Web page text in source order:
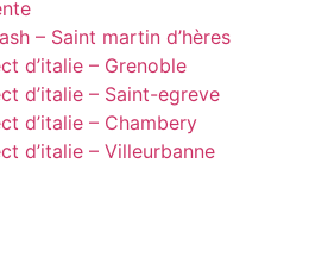
– Saint martin d’hères
d’italie – Grenoble
d’italie – Saint-egreve
d’italie – Chambery
d’italie – Villeurbanne